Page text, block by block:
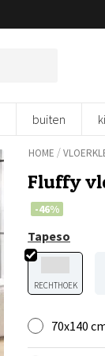
buiten
HOME /
Fluffy
-46%
Tapeso
RECHTHOEK
70x140